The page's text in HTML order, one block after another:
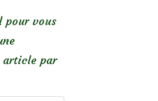
pour vous
par